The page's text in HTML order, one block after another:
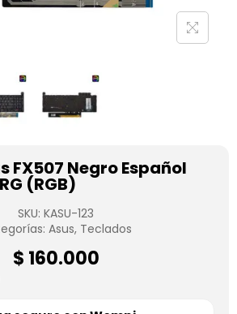
FX507 Negro Español
(RGB)
SKU: KASU-123
Asus, Teclados
$ 160.000